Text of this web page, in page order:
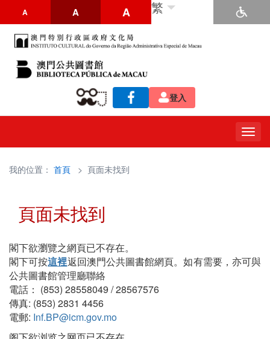
A A A 繁
登入
我的位置： 首頁 > 頁面未找到
頁面未找到
閣下欲瀏覽之網頁已不存在。
閣下可按這裡返回澳門公共圖書館網頁。如有需要，亦可與
公共圖書館管理廳聯絡
電話： (853) 28558049 / 28567576
傳真: (853) 2831 4456
電郵: Inf.BP@icm.gov.mo